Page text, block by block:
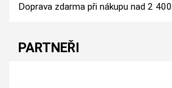
Doprava zdarma při nákupu nad 2
PARTNEŘI